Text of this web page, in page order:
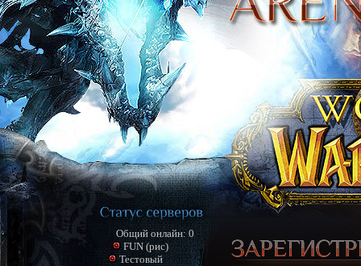
Общий онлайн: 0
FUN (рис)
Тестовый